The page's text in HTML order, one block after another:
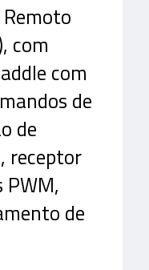
com
com
de
de
receptor
PWM,
de